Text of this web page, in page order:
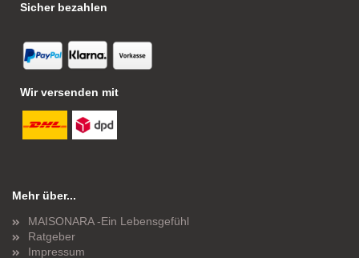
Sicher bezahlen
Wir versenden mit
Mehr über...
MAISONARA -Ein Lebensgefühl
Ratgeber
Impressum